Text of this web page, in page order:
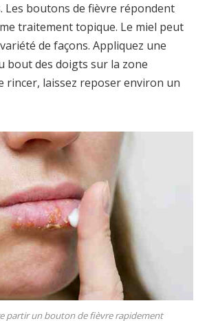
Les boutons de fièvre répondent
traitement topique. Le miel peut
de façons. Appliquez une
bout des doigts sur la zone
rincer, laissez reposer environ un
partir un bouton de fièvre rapidement